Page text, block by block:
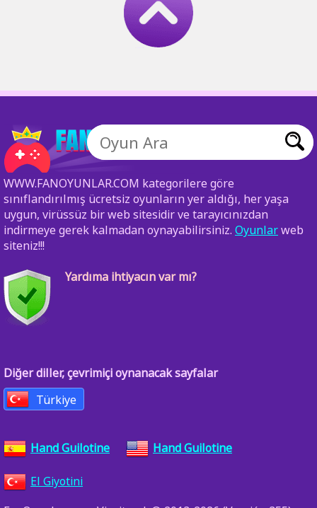
WWW.FANOYUNLAR.COM kategorilere göre
sınıflandırılmış ücretsiz oyunların yer aldığı, her yaşa
uygun, virüssüz bir web sitesidir ve tarayıcınızdan
indirmeye gerek kalmadan oynayabilirsiniz. Oyunlarweb
siteniz!!!
Yardıma ihtiyacın var mı?
Diğer diller, çevrimiçi oynanacak sayfalar
Türkiye
Hand Guilotine Hand Guilotine
El Giyotini